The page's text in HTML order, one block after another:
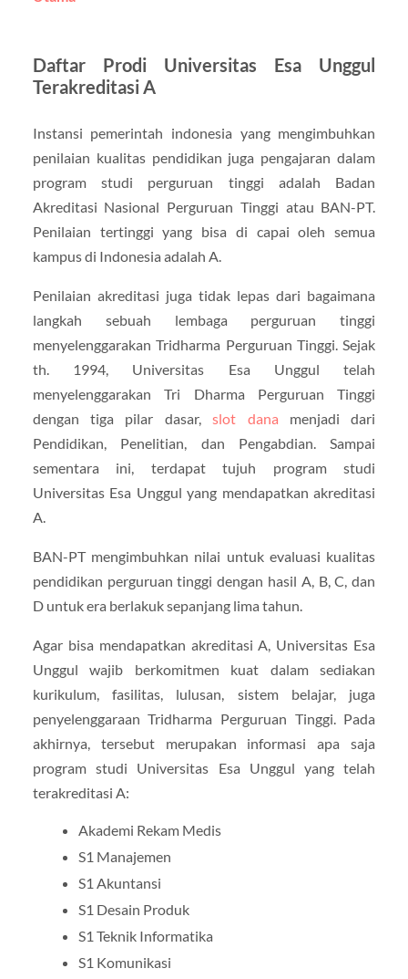
Daftar Prodi Universitas Esa Unggul
Terakreditasi A
Instansi pemerintah indonesia yang mengimbuhkan
penilaian kualitas pendidikan juga pengajaran dalam
program studi perguruan tinggi adalah Badan
Akreditasi Nasional Perguruan Tinggi atau BAN-PT.
Penilaian tertinggi yang bisa di capai oleh semua
kampus di Indonesia adalah A.
Penilaian akreditasi juga tidak lepas dari bagaimana
langkah sebuah lembaga perguruan tinggi
menyelenggarakan Tridharma Perguruan Tinggi. Sejak
th. 1994, Universitas Esa Unggul telah
menyelenggarakan Tri Dharma Perguruan Tinggi
dengan tiga pilar dasar,slot dana menjadi dari
Pendidikan, Penelitian, dan Pengabdian. Sampai
sementara ini, terdapat tujuh program studi
Universitas Esa Unggul yang mendapatkan akreditasi
A.
BAN-PT mengimbuhkan nilai untuk evaluasi kualitas
pendidikan perguruan tinggi dengan hasil A, B, C, dan
D untuk era berlakuk sepanjang lima tahun.
Agar bisa mendapatkan akreditasi A, Universitas Esa
Unggul wajib berkomitmen kuat dalam sediakan
kurikulum, fasilitas, lulusan, sistem belajar, juga
penyelenggaraan Tridharma Perguruan Tinggi. Pada
akhirnya, tersebut merupakan informasi apa saja
program studi Universitas Esa Unggul yang telah
terakreditasi A:
Akademi Rekam Medis
S1 Manajemen
S1 Akuntansi
S1 Desain Produk
S1 Teknik Informatika
S1 Komunikasi